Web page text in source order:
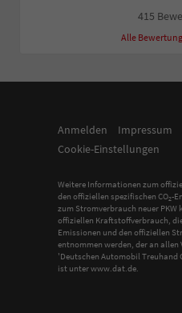
415
Alle
Anmelden Impressum
Cookie-Einstellungen
Weitere Informationen zum
den offiziellen spezifischen CO2-
zum Stromverbrauch neuer PKW
offiziellen Kraftstoffverbrauch,
Emissionen und den offiziellen
entnommen werden, der an allen
'Deutschen Automobil
ist unter www.dat.de.